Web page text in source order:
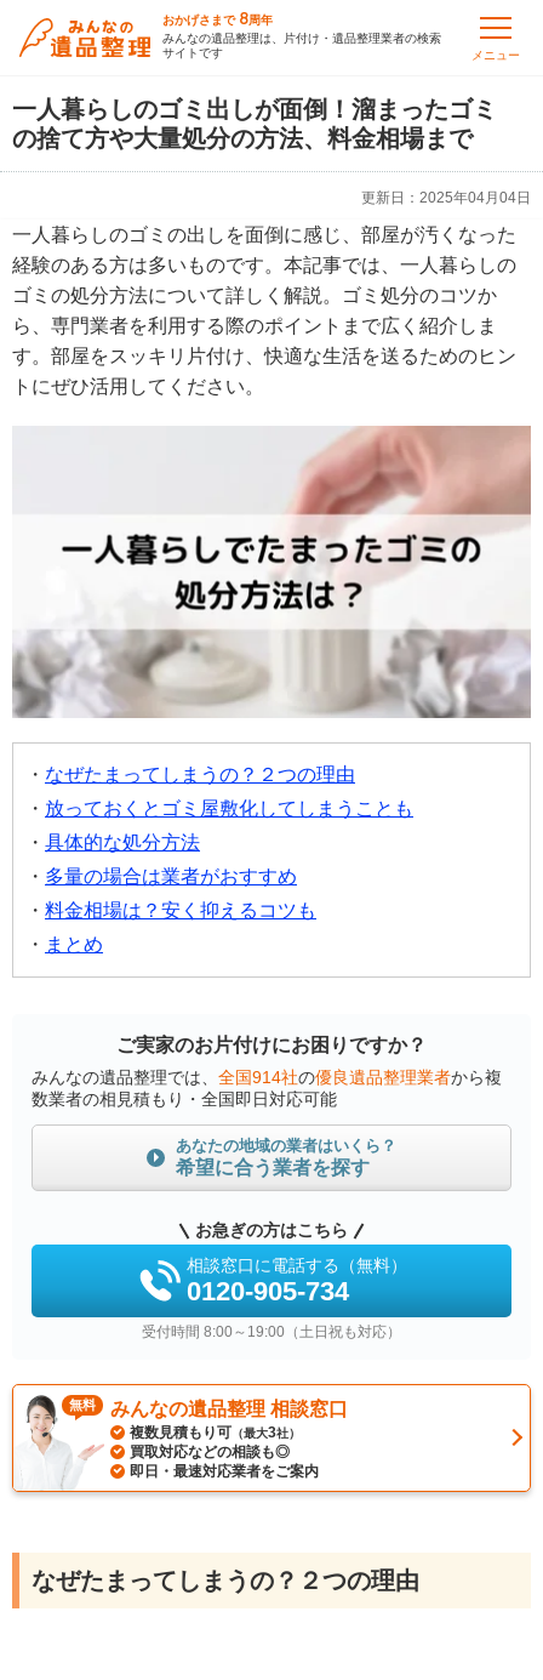
おかげさまで 8周年
みんなの遺品整理は、片付け・遺品整理業者の検索
サイトです
メニュー
一人暮らしのゴミ出しが面倒！溜まったゴミ
の捨て方や大量処分の方法、料金相場まで
更新日： 2025年04月04日
一人暮らしのゴミの出しを面倒に感じ、部屋が汚くなった
経験のある方は多いものです。本記事では、一人暮らしの
ゴミの処分方法について詳しく解説。ゴミ処分のコツか
ら、専門業者を利用する際のポイントまで広く紹介しま
す。部屋をスッキリ片付け、快適な生活を送るためのヒン
トにぜひ活用してください。
なぜたまってしまうの？２つの理由
放っておくとゴミ屋敷化してしまうことも
具体的な処分方法
多量の場合は業者がおすすめ
料金相場は？安く抑えるコツも
まとめ
ご実家のお片付けにお困りですか？
みんなの遺品整理では、 全国914社の優良遺品整理業者から複
数業者の相見積もり・全国即日対応可能
あなたの地域の業者はいくら？
希望に合う業者を探す
お急ぎの方はこちら
相談窓口に電話する（無料）
0120-905-734
受付時間 8:00～19:00（土日祝も対応）
無料 みんなの遺品整理 相談窓口
複数見積もり可 （最大3社）
買取対応などの相談も◎
即日・最速対応業者をご案内
なぜたまってしまうの？２つの理由